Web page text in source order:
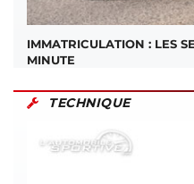
IMMATRICULATION : LES
MINUTE
TECHNIQUE